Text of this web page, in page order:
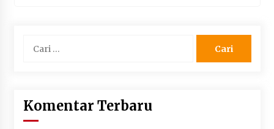
untuk:
Komentar Terbaru